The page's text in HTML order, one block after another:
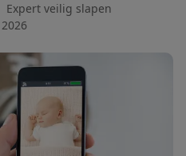
Expert veilig slapen